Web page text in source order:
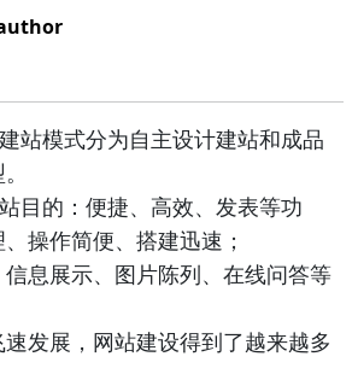
站模式分为自主设计建站和成品
目的：便捷、高效、发表等功
操作简便、搭建迅速；
息展示、图片陈列、在线问答等
发展，网站建设得到了越来越多